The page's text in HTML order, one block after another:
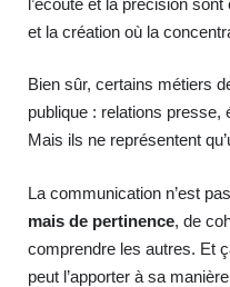
et la création où la
Bien sûr, certains métiers
publique : relations presse,
Mais ils ne représentent
La communication n’est
mais de pertinence, de
comprendre les autres. Et
peut l’apporter à sa